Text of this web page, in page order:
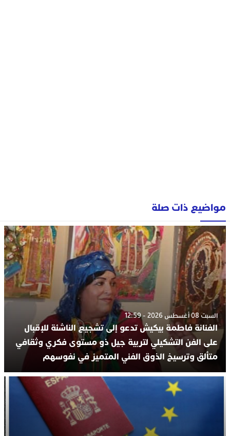
مواضيع ذات صلة
السبت 08 أغسطس 2026 - 12:59
الفنانة فاطمة بيكيش تدعو إلى تشجيع الناشئة للإقبال
على الفن التشكيلي لتربية جيل ذو مستوى فكري وثقافي
متألق وترسيخ الذوق الفني المتميز في نفوسهم